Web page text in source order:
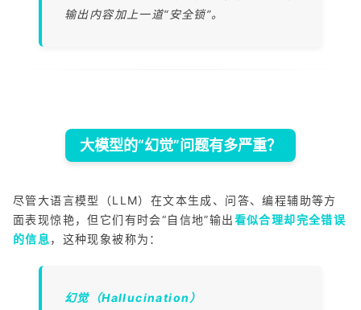
输出内容加上一道“安全锁”。
大模型的“幻觉”问题有多严重？
尽管大语言模型（LLM）在文本生成、问答、编程辅助等方
面表现惊艳，但它们有时会“自信地”输出看似合理却完全错误
的信息 ，这种现象被称为：
幻觉（Hallucination）